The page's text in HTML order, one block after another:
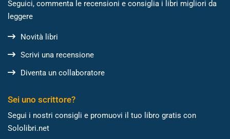
Seguici, commenta le recensioni e consiglia i libri migliori da
leggere
Novità libri
Scrivi una recensione
Diventa un collaboratore
Sei uno scrittore?
Segui i nostri consigli e promuovi il tuo libro gratis con
Sololibri.net